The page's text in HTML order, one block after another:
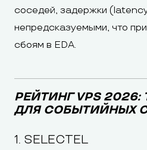
соседей, задержки
непредсказуемыми, что
сбоям в EDA.
РЕЙТИНГ VPS
ДЛЯ СОБЫТИЙНЫХ
1. SELECTEL